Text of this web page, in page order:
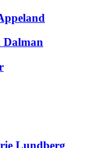
Dalman
Lundberg